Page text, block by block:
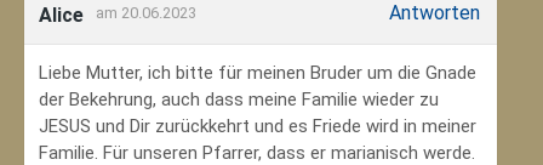
Alice am 20.06.2023 Antworten
Liebe Mutter, ich bitte für meinen Bruder um die Gnade
der Bekehrung, auch dass meine Familie wieder zu
JESUS und Dir zurückkehrt und es Friede wird in meiner
Familie. Für unseren Pfarrer, dass er marianisch werde.